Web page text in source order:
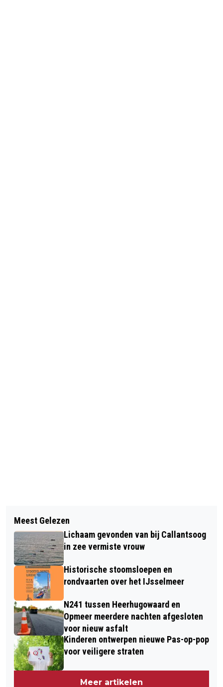
BRAND IN DRIJVEND
ZONNEPANELENPARK NOORDZEE
GEBLUST
ALKMAAR ZET DRUGSEMMER IN OM
BOERENERVEN DRUGSVRIJ TE
HOUDEN
Meest Gelezen
Lichaam gevonden van bij Callantsoog
in zee vermiste vrouw
Historische stoomsloepen en
rondvaarten over het IJsselmeer
N241 tussen Heerhugowaard en
Opmeer meerdere nachten afgesloten
voor nieuw asfalt
Kinderen ontwerpen nieuwe Pas-op-pop
voor veiligere straten
Meer artikelen